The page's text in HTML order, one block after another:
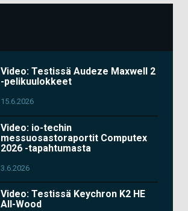
Video: Testissä Audeze Maxwell 2
-pelikuulokkeet
15.6.2026
Video: io-techin
messuosastoraportit Computex
2026 -tapahtumasta
3.6.2026
Video: Testissä Keychron K2 HE
All-Wood